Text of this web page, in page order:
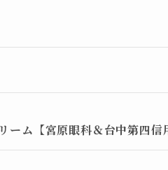
ーム【宮原眼科＆台中第四信